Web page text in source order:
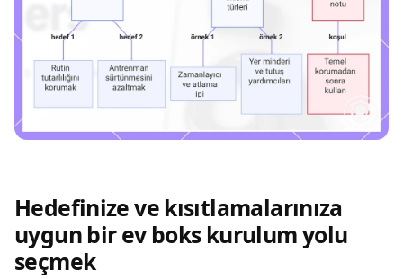
Hedefinize ve kısıtlamalarınıza
uygun bir ev boks kurulum yolu
seçmek